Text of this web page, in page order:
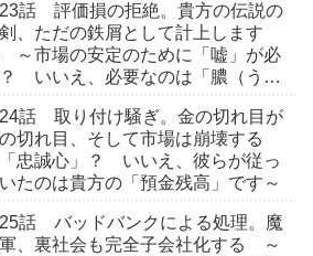
話 評価損の拒絶。貴方の伝説の
、ただの鉄屑として計上します
～市場の安定のために「嘘」が必
いいえ、必要なのは「膿（う
話 取り付け騒ぎ。金の切れ目が
切れ目、そして市場は崩壊する
忠誠心」？ いいえ、彼らが従っ
たのは貴方の「預金残高」です～
話 バッドバンクによる処理。魔
、裏社会も完全子会社化する ～